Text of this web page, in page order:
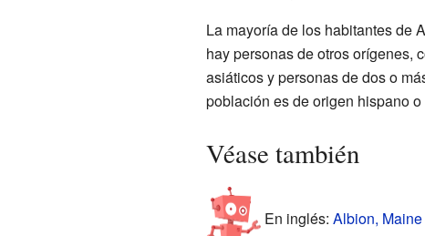
La mayoría de los habitantes de
hay personas de otros orígenes,
asiáticos y personas de dos o
población es de origen hispano o
Véase también
En inglés: Albion,